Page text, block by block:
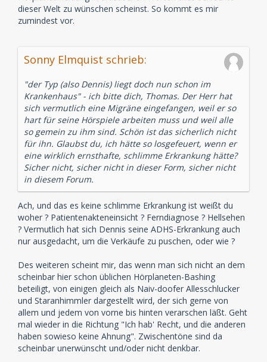
dieser Welt zu wünschen scheinst. So kommt es mir
zumindest vor.
Sonny Elmquist schrieb:
"der Typ (also Dennis) liegt doch nun schon im
Krankenhaus" - ich bitte dich, Thomas. Der Herr hat
sich vermutlich eine Migräne eingefangen, weil er so
hart für seine Hörspiele arbeiten muss und weil alle
so gemein zu ihm sind. Schön ist das sicherlich nicht
für ihn. Glaubst du, ich hätte so losgefeuert, wenn er
eine wirklich ernsthafte, schlimme Erkrankung hätte?
Sicher nicht, sicher nicht in dieser Form, sicher nicht
in diesem Forum.
Ach, und das es keine schlimme Erkrankung ist weißt du
woher ? Patientenakteneinsicht ? Ferndiagnose ? Hellsehen
? Vermutlich hat sich Dennis seine ADHS-Erkrankung auch
nur ausgedacht, um die Verkäufe zu puschen, oder wie ?
Des weiteren scheint mir, das wenn man sich nicht an dem
scheinbar hier schon üblichen Hörplaneten-Bashing
beteiligt, von einigen gleich als Naiv-doofer Allesschlucker
und Staranhimmler dargestellt wird, der sich gerne von
allem und jedem von vorne bis hinten verarschen läßt. Geht
mal wieder in die Richtung "Ich hab' Recht, und die anderen
haben sowieso keine Ahnung". Zwischentöne sind da
scheinbar unerwünscht und/oder nicht denkbar.